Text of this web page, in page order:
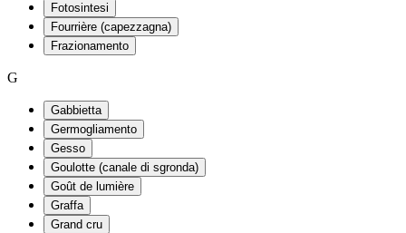
Fotosintesi
Fourrière (capezzagna)
Frazionamento
G
Gabbietta
Germogliamento
Gesso
Goulotte (canale di sgronda)
Goût de lumière
Graffa
Grand cru